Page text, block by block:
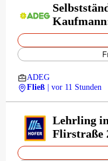
Landeck
ADEG
Fließ
| vor 11 Stunden
Lehrling
Flirstraße